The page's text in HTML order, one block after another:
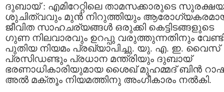
ദുബായ് : എമിറേറ്റിലെ താമസക്കാരുടെ
ശുചിത്വവും മുൻ നിറുത്തിയും
ജീവിത സാഹചര്യങ്ങൾ ഒരുക്കി കെട്ടിടങ്ങളുടെ
ഗുണ നിലവാരവും ഉറപ്പു വരുത്തുന്നതിനും
പുതിയ നിയമം പ്രഖ്യാപിച്ചു. യു. എ. ഇ. വൈസ്
പ്രസിഡണ്ടും പ്രധാന മന്ത്രിയും ദുബായ്
ഭരണാധികാരിയുമായ ശൈഖ് മുഹമ്മദ് ബിൻ
അൽ മക്തൂം നിയമത്തിനു അംഗീകാരം നൽകി.